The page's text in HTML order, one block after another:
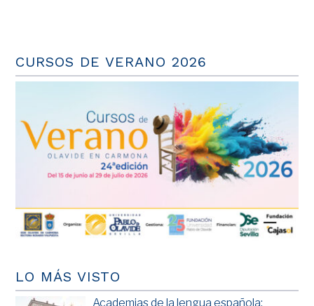
CURSOS DE VERANO 2026
LO MÁS VISTO
Academias de la lengua española: